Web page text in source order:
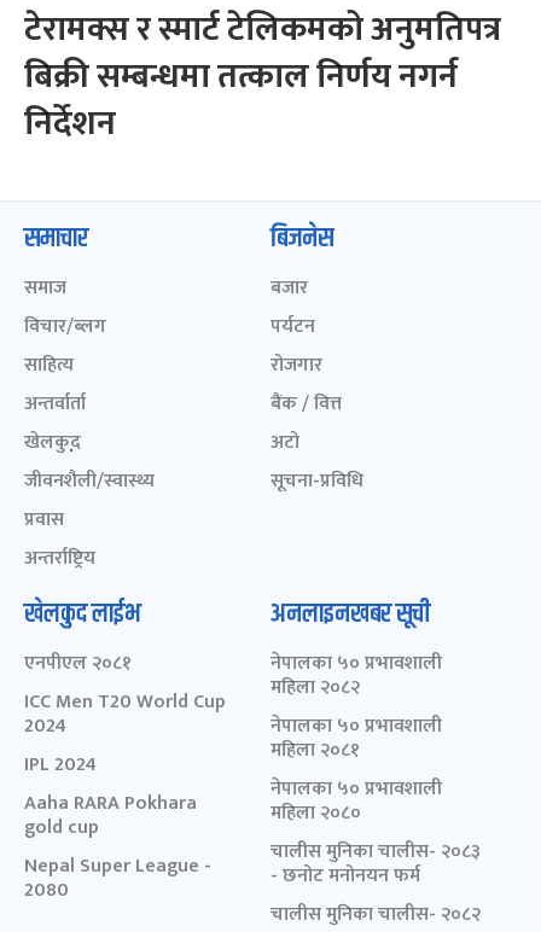
टेरामक्स र स्मार्ट टेलिकमको अनुमतिपत्र
बिक्री सम्बन्धमा तत्काल निर्णय नगर्न
निर्देशन
समाचार
समाज
विचार/ब्लग
साहित्य
अन्तर्वार्ता
खेलकुद़़
जीवनशैली/स्वास्थ्य
प्रवास
अन्तर्राष्ट्रिय
बिजनेस
बजार
पर्यटन
रोजगार
बैंक / वित्त
अटो
सूचना-प्रविधि
खेलकुद लाईभ
एनपीएल २०८१
ICC Men T20 World Cup
2024
IPL 2024
Aaha RARA Pokhara
gold cup
Nepal Super League -
2080
अनलाइनखबर सूची
नेपालका ५० प्रभावशाली
महिला २०८२
नेपालका ५० प्रभावशाली
महिला २०८१
नेपालका ५० प्रभावशाली
महिला २०८०
चालीस मुनिका चालीस- २०८३
- छनोट मनोनयन फर्म
चालीस मुनिका चालीस- २०८२